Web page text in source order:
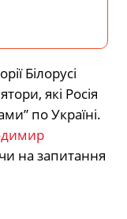
Білорусі
які Росія
по Україні.
на запитання